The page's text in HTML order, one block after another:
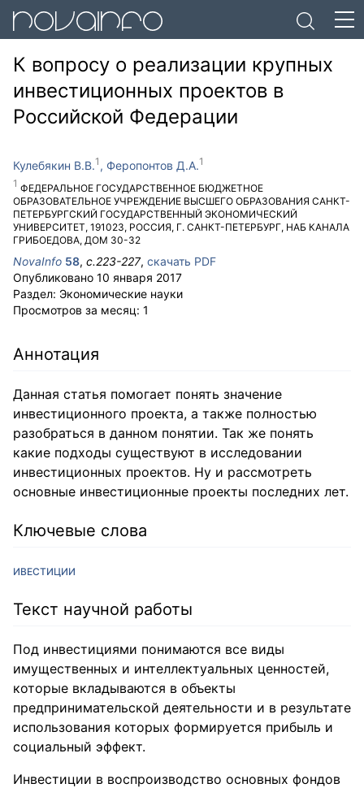
К вопросу о реализации крупных
инвестиционных проектов в
Российской Федерации
Кулебякин В.В.
ФЕДЕРАЛЬНОЕ ГОСУДАРСТВЕННОЕ БЮДЖЕТНОЕ
ОБРАЗОВАТЕЛЬНОЕ УЧРЕЖДЕНИЕ ВЫСШЕГО ОБРАЗОВАНИЯ САНКТ-
ПЕТЕРБУРГСКИЙ ГОСУДАРСТВЕННЫЙ ЭКОНОМИЧЕСКИЙ
УНИВЕРСИТЕТ, 191023, РОССИЯ, Г. САНКТ-ПЕТЕРБУРГ, НАБ КАНАЛА
ГРИБОЕДОВА, ДОМ 30-32
Феропонтов Д.А.
NovaInfo 58, с.223-227, скачать PDF
Опубликовано 10 января 2017
Раздел: Экономические науки
Просмотров за месяц: 1
Аннотация
Данная статья помогает понять значение
инвестиционного проекта, а также полностью
разобраться в данном понятии. Так же понять
какие подходы существуют в исследовании
инвестиционных проектов. Ну и рассмотреть
основные инвестиционные проекты последних лет.
Ключевые слова
ИВЕСТИЦИИ
Текст научной работы
Под инвестициями понимаются все виды
имущественных и интеллектуальных ценностей,
которые вкладываются в объекты
предпринимательской деятельности и в результате
использования которых формируется прибыль и
социальный эффект.
Инвестиции в воспроизводство основных фондов